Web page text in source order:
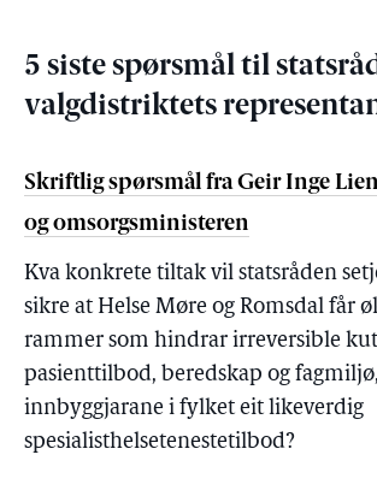
5 siste spørsmål til
valgdistriktets
Skriftlig spørsmål fra Geir Inge
og omsorgsministeren
Kva konkrete tiltak vil statsråden
sikre at Helse Møre og Romsdal får
rammer som hindrar irreversible
pasienttilbod, beredskap og
innbyggjarane i fylket eit likeverdig
spesialisthelsetenestetilbod?